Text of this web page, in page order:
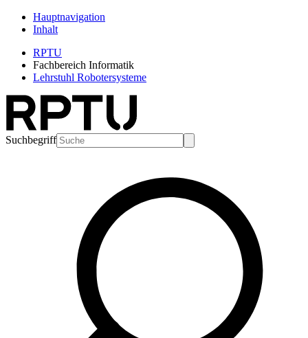
Hauptnavigation
Inhalt
RPTU
Fachbereich Informatik
Lehrstuhl Robotersysteme
Suchbegriff